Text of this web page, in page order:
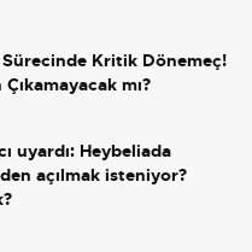
Kritik Dönemeç!
mı?
uyardı: Heybeliada
açılmak isteniyor?